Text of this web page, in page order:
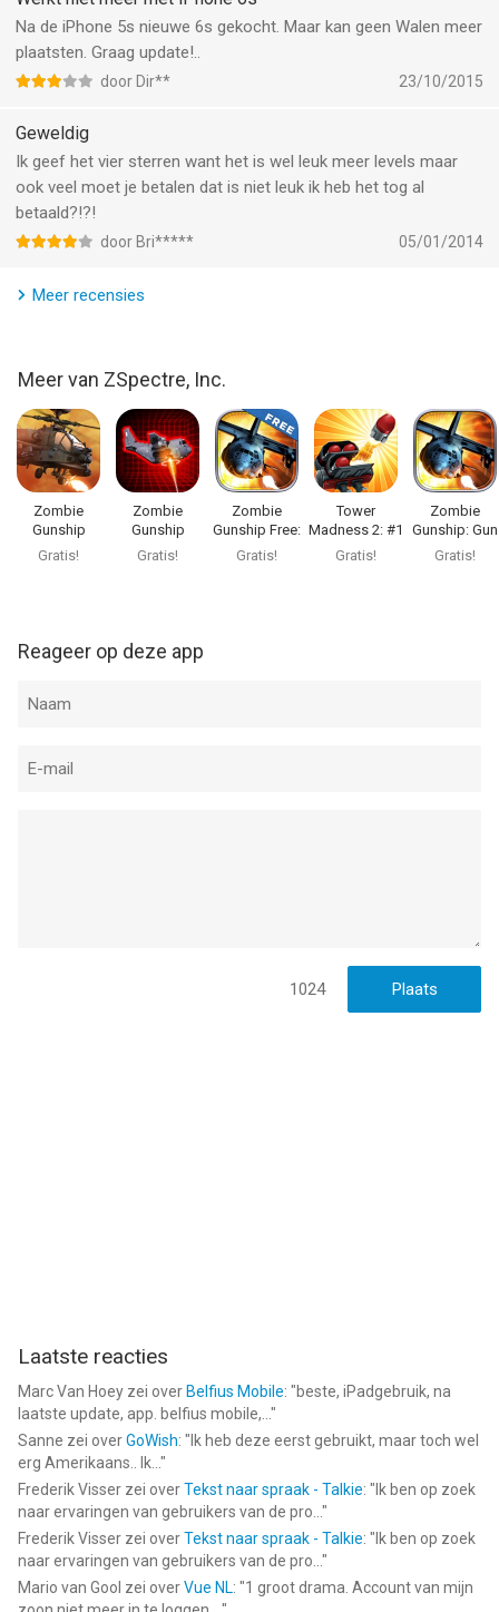
versie 13.2 of hoger, geschikt bevonden voor gebruikers met
leeftijden vanaf 9 jaar.
Aug om 00:54.
Na de iPhone 5s nieuwe 6s gekocht. Maar kan geen Walen meer
plaatsten. Graag update!..
door Dir** 23/10/2015
Geweldig
Ik geef het vier sterren want het is wel leuk meer levels maar
ook veel moet je betalen dat is niet leuk ik heb het tog al
betaald?!?!
door Bri***** 05/01/2014
Meer recensies
Meer van ZSpectre, Inc.
Zombie
Gunship
Revenant AR
Gratis!
Zombie
Gunship
Arcade
Gratis!
Zombie
Gunship Free:
Gun Down
Gratis!
Tower
Madness 2: #1
in Great
Gratis!
Zombie
Gunship: Gun
Down
Gratis!
Reageer op deze app
1024
Laatste reacties
Marc Van Hoey zei over Belfius Mobile: "beste, iPadgebruik, na
laatste update, app. belfius mobile,... "
Sanne zei overGoWish: " Ik heb deze eerst gebruikt, maar toch wel
erg Amerikaans.. Ik... "
Frederik Visser zei overTekst naar spraak - Talkie: " Ik ben op zoek
naar ervaringen van gebruikers van de pro... "
Frederik Visser zei overTekst naar spraak - Talkie: " Ik ben op zoek
naar ervaringen van gebruikers van de pro... "
Mario van Gool zei overVue NL: "1 groot drama. Account van mijn